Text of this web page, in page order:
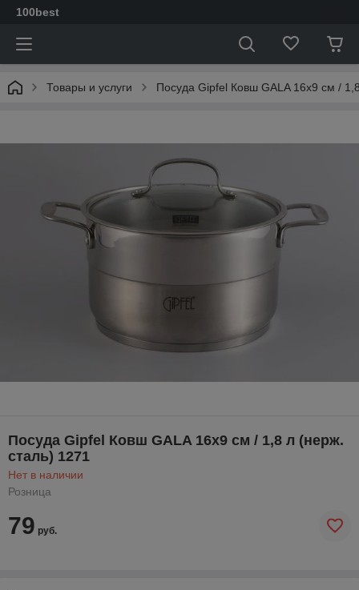
100best
Товары и услуги Посуда Gipfel Ковш GALA 16x9 см /
Посуда Gipfel Ковш GALA 16x9 см / 1,8 л (нерж.
сталь) 1271
Нет в наличии
Розница
79 руб.